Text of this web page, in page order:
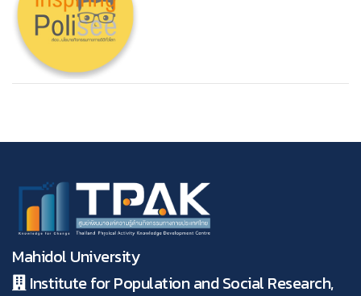
Mahidol University
Institute for Population and Social Research,